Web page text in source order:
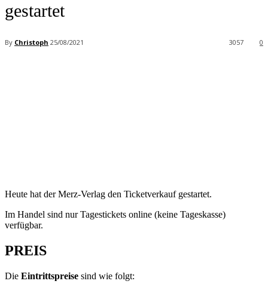
gestartet
By Christoph 25/08/2021 0
3057
Heute hat der Merz-Verlag den Ticketverkauf gestartet.
Im Handel sind nur Tagestickets online (keine Tageskasse)
verfügbar.
PREIS
Die Eintrittspreise sind wie folgt: